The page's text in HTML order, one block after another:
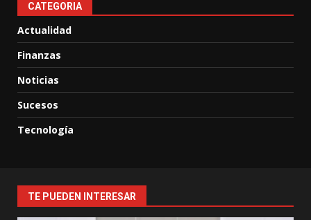
CATEGORIA
Actualidad
Finanzas
Noticias
Sucesos
Tecnología
TE PUEDEN INTERESAR